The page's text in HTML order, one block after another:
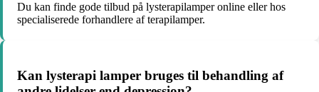
Du kan finde gode tilbud på lysterapilamper online eller hos
specialiserede forhandlere af terapilamper.
Kan lysterapi lamper bruges til behandling af